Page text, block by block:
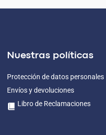
Nuestras políticas
Protección de datos personales
Envíos y devoluciones
Libro de Reclamaciones